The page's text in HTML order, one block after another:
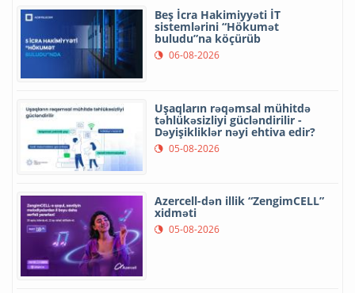
Beş İcra Hakimiyyəti İT
sistemlərini “Hökumət
buludu”na köçürüb
06-08-2026
Uşaqların rəqəmsal mühitdə
təhlükəsizliyi gücləndirilir -
Dəyişikliklər nəyi ehtiva edir?
05-08-2026
Azercell-dən illik “ZengimCELL”
xidməti
05-08-2026